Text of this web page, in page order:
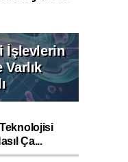
İşlevlerin
Varlık
Ça...